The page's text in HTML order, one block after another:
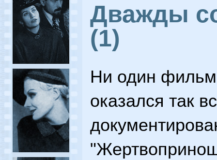
Дважды
(1)
Ни один фильм
оказался так